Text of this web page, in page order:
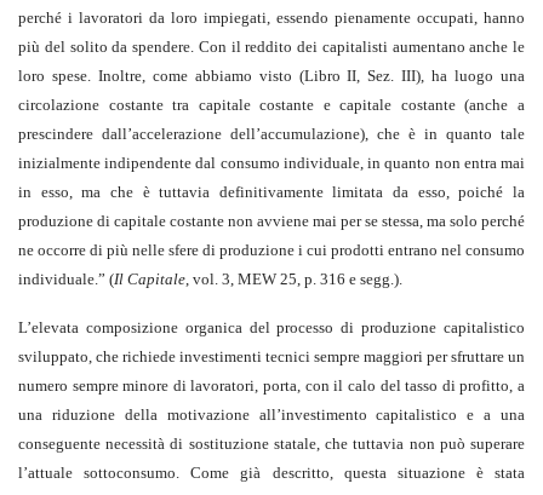
perché i lavoratori da loro impiegati, essendo pienamente occupati, hanno
più del solito da spendere. Con il reddito dei capitalisti aumentano anche le
loro spese. Inoltre, come abbiamo visto (Libro II, Sez. III), ha luogo una
circolazione costante tra capitale costante e capitale costante (anche a
prescindere dall’accelerazione dell’accumulazione), che è in quanto tale
inizialmente indipendente dal consumo individuale, in quanto non entra mai
in esso, ma che è tuttavia definitivamente limitata da esso, poiché la
produzione di capitale costante non avviene mai per se stessa, ma solo perché
ne occorre di più nelle sfere di produzione i cui prodotti entrano nel consumo
individuale.” (Il Capitale, vol. 3, MEW 25, p. 316 e segg.).
L’elevata composizione organica del processo di produzione capitalistico
sviluppato, che richiede investimenti tecnici sempre maggiori per sfruttare un
numero sempre minore di lavoratori, porta, con il calo del tasso di profitto, a
una riduzione della motivazione all’investimento capitalistico e a una
conseguente necessità di sostituzione statale, che tuttavia non può superare
l’attuale sottoconsumo. Come già descritto, questa situazione è stata